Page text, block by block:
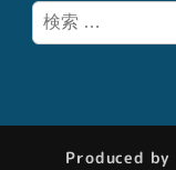
検
索
Produced by